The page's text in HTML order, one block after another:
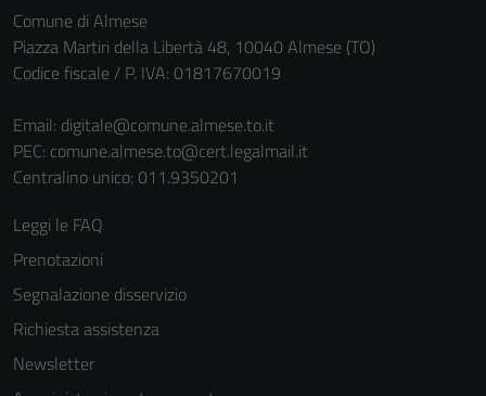
Comune di Almese
Piazza Martiri della Libertà 48, 10040 Almese (TO)
Codice fiscale / P. IVA: 01817670019
Email: digitale@comune.almese.to.it
PEC: comune.almese.to@cert.legalmail.it
Centralino unico: 011.9350201
Leggi le FAQ
Prenotazioni
Segnalazione disservizio
Richiesta assistenza
Newsletter